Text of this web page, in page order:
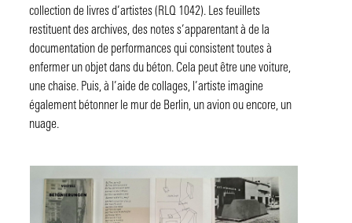
collection de livres d’artistes (RLQ 1042). Les feuillets
restituent des archives, des notes s’apparentant à de la
documentation de performances qui consistent toutes à
enfermer un objet dans du béton. Cela peut être une voiture,
une chaise. Puis, à l’aide de collages, l’artiste imagine
également bétonner le mur de Berlin, un avion ou encore, un
nuage.